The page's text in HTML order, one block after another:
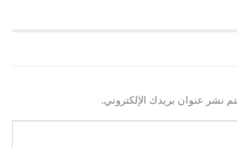
نشر عنوان بريدك الإلكتروني.